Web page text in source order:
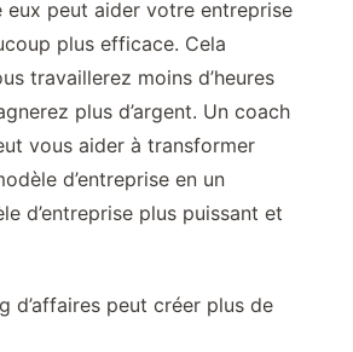
eux peut aider votre entreprise
plus efficace. Cela
travaillerez moins d’heures
plus d’argent. Un coach
vous aider à transformer
d’entreprise en un
d’entreprise plus puissant et
d’affaires peut créer plus de